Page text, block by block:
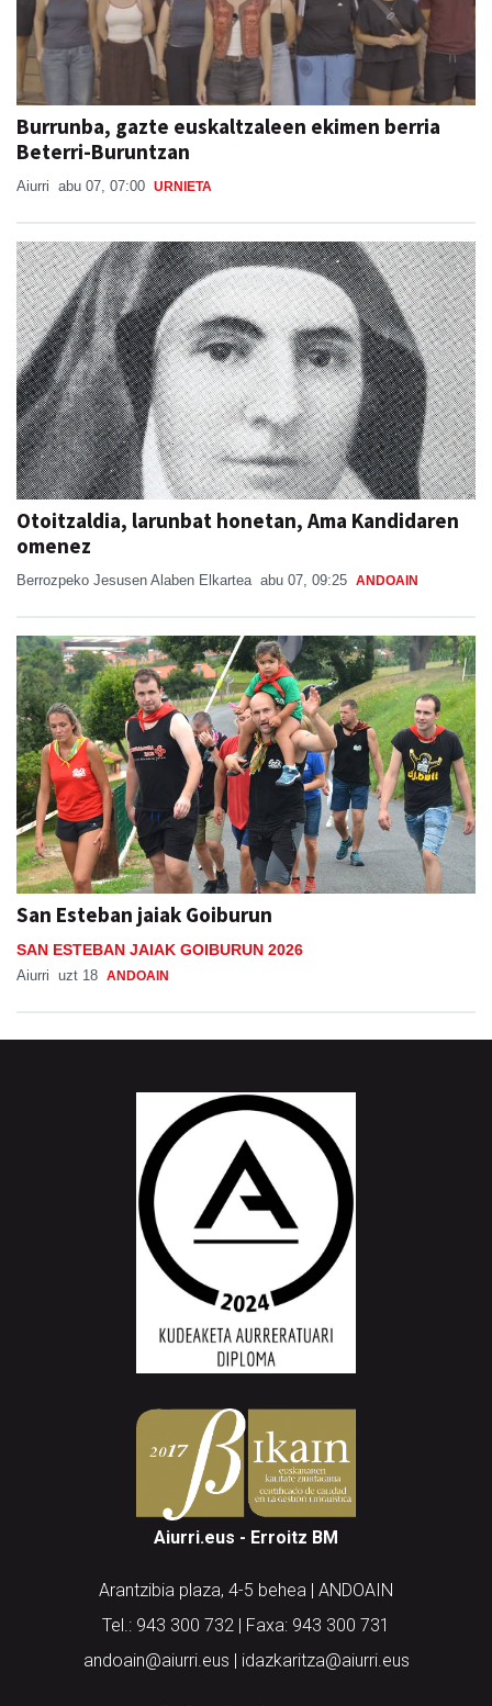
Burrunba, gazte euskaltzaleen ekimen berria
Beterri-Buruntzan
Aiurri abu 07, 07:00 URNIETA
Otoitzaldia, larunbat honetan, Ama Kandidaren
omenez
Berrozpeko Jesusen Alaben Elkartea abu 07, 09:25 ANDOAIN
San Esteban jaiak Goiburun
SAN ESTEBAN JAIAK GOIBURUN 2026
Aiurri uzt 18 ANDOAIN
Aiurri.eus - Erroitz BM
Arantzibia plaza, 4-5 behea | ANDOAIN
Tel.: 943 300 732 | Faxa: 943 300 731
andoain@aiurri.eus | idazkaritza@aiurri.eus